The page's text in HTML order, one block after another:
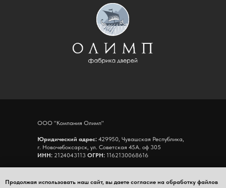
ООО "Компания Олимп"
Юридический адрес: 429950, Чувашская Республика,
г. Новочебоксарск, ул. Советская 45А. оф 305
ИНН: 2124043113 ОГРН: 1162130068616
г. Новочебоксарск, ул.Промышленная 65, К8, склад 11
Продолжая использовать наш сайт, вы даете согласие на обработку файлов